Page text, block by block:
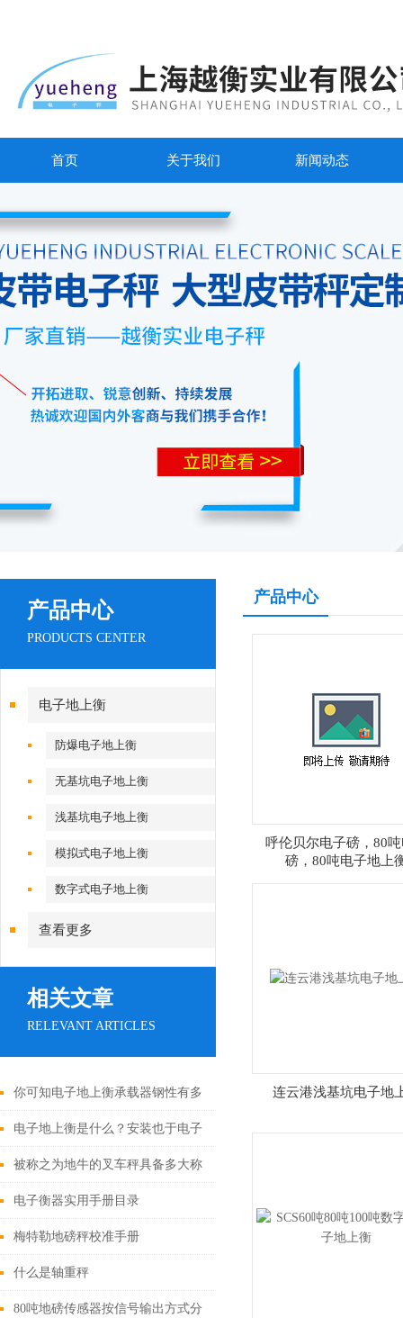
首页 关于我们 新闻动态
产品中心
PRODUCTS CENTER
电子地上衡
防爆电子地上衡
无基坑电子地上衡
浅基坑电子地上衡
模拟式电子地上衡
数字式电子地上衡
查看更多
相关文章
RELEVANT ARTICLES
你可知电子地上衡承载器钢性有多
重要
电子地上衡是什么？安装也于电子
地磅、汽车衡一样吗？
被称之为地牛的叉车秤具备多大称
重？
电子衡器实用手册目录
梅特勒地磅秤校准手册
什么是轴重秤
80吨地磅传感器按信号输出方式分
产品中心
呼伦贝尔电子磅，80
磅，80吨电子地上
连云港浅基坑电子地